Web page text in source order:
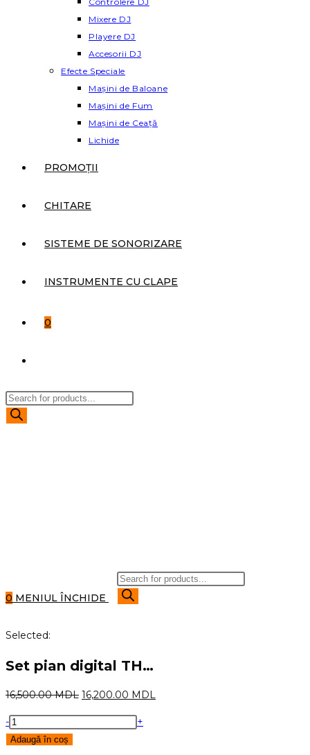
Mixere DJ
Playere DJ
Accesorii DJ
Efecte Speciale
Mașini de Baloane
Mașini de Fum
Mașini de Ceață
Lichide
PROMOȚII
CHITARE
SISTEME DE SONORIZARE
INSTRUMENTE CU CLAPE
0
WEBSITE
Products
search
0 MENIUL ÎNCHIDE
Products
search
Selected:
Set pian digital TH…
16,500.00MDL Prețul
a
16,200.00 MDL
Cantitate
Set
- +
Adaugă în coș